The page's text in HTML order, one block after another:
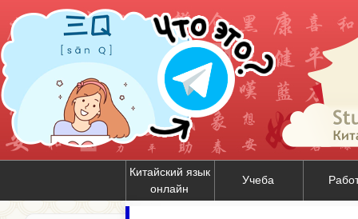
Китайский язык
онлайн
Учеба